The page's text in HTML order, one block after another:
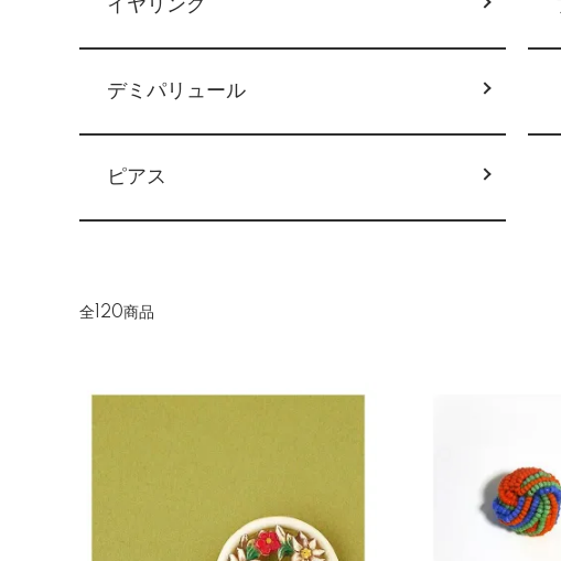
イヤリング
デミパリュール
ピアス
全120商品